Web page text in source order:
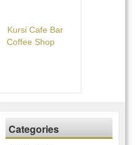
Categories